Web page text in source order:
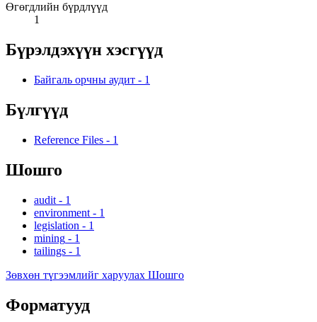
Өгөгдлийн бүрдлүүд
1
Бүрэлдэхүүн хэсгүүд
Байгаль орчны аудит - 1
Бүлгүүд
Reference Files - 1
Шошго
audit - 1
environment - 1
legislation - 1
mining - 1
tailings - 1
Зөвхөн түгээмлийг харуулах Шошго
Форматууд